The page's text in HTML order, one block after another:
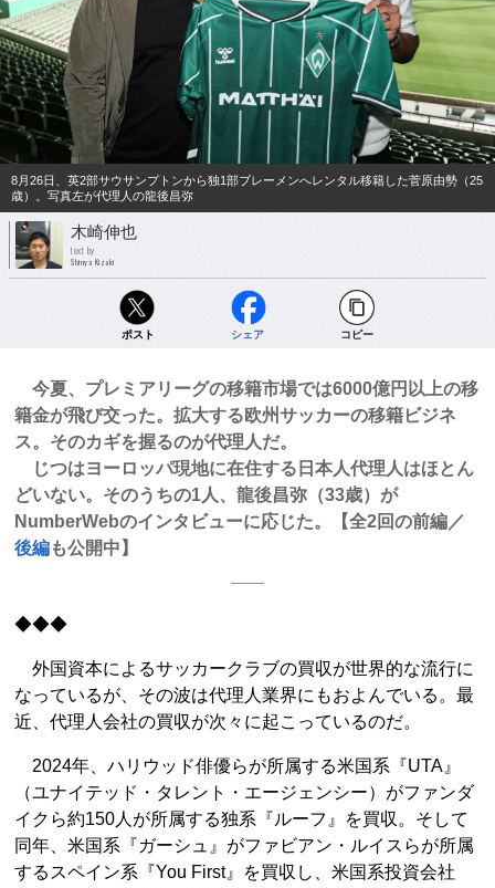
8月26日、英2部サウサンプトンから独1部ブレーメンへレンタル移籍した菅原由勢（25
歳）。写真左が代理人の龍後昌弥
木崎伸也
text by
Shinya Kizaki
ポスト シェア コピー
今夏、プレミアリーグの移籍市場では6000億円以上の移
籍金が飛び交った。拡大する欧州サッカーの移籍ビジネ
ス。そのカギを握るのが代理人だ。
じつはヨーロッパ現地に在住する日本人代理人はほとん
どいない。そのうちの1人、龍後昌弥（33歳）が
NumberWebのインタビューに応じた。【全2回の前編／
後編も公開中】
◆◆◆
外国資本によるサッカークラブの買収が世界的な流行に
なっているが、その波は代理人業界にもおよんでいる。最
近、代理人会社の買収が次々に起こっているのだ。
2024年、ハリウッド俳優らが所属する米国系『UTA』
（ユナイテッド・タレント・エージェンシー）がファンダ
イクら約150人が所属する独系『ルーフ』を買収。そして
同年、米国系『ガーシュ』がファビアン・ルイスらが所属
するスペイン系『You First』を買収し、米国系投資会社